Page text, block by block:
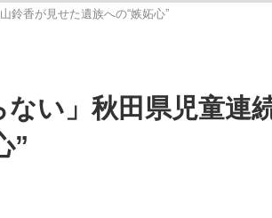
鈴香が見せた遺族への“嫉妬心”
い」秋田県児童連
”